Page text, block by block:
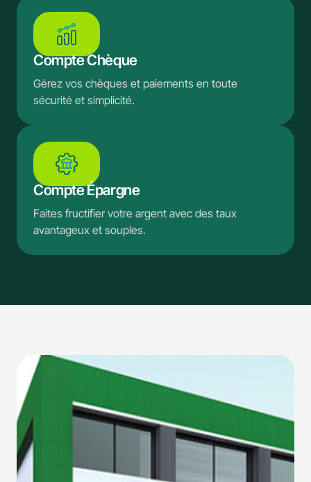
Compte Chèque
Gérez vos chèques et paiements en toute
sécurité et simplicité.
Compte Épargne
Faites fructifier votre argent avec des taux
avantageux et souples.